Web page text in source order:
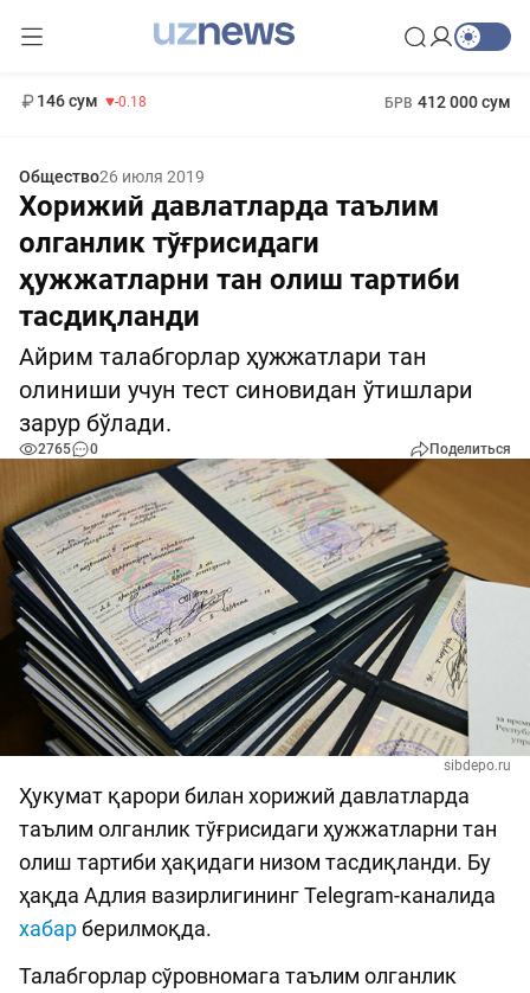
146 сум -0.18 БРВ 412 000 сум
Общество26 июля 2019
Хорижий давлатларда таълим
олганлик тўғрисидаги
ҳужжатларни тан олиш тартиби
тасдиқланди
Айрим талабгорлар ҳужжатлари тан
олиниши учун тест синовидан ўтишлари
зарур бўлади.
2765 0 Поделиться
sibdepo.ru
Ҳукумат қарори билан хорижий давлатларда
таълим олганлик тўғрисидаги ҳужжатларни тан
олиш тартиби ҳақидаги низом тасдиқланди. Бу
ҳақда Адлия вазирлигининг Telegram-каналида
хабарберилмоқда.
Талабгорлар сўровномага таълим олганлик